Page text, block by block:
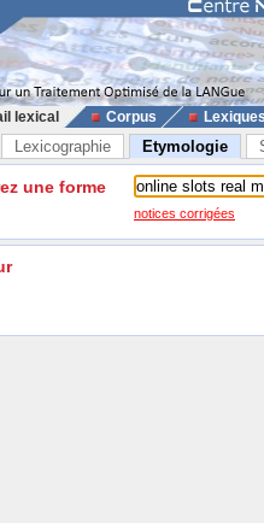
lexical Corpus
Lexicographie Etymologie
une forme
notices corrigées